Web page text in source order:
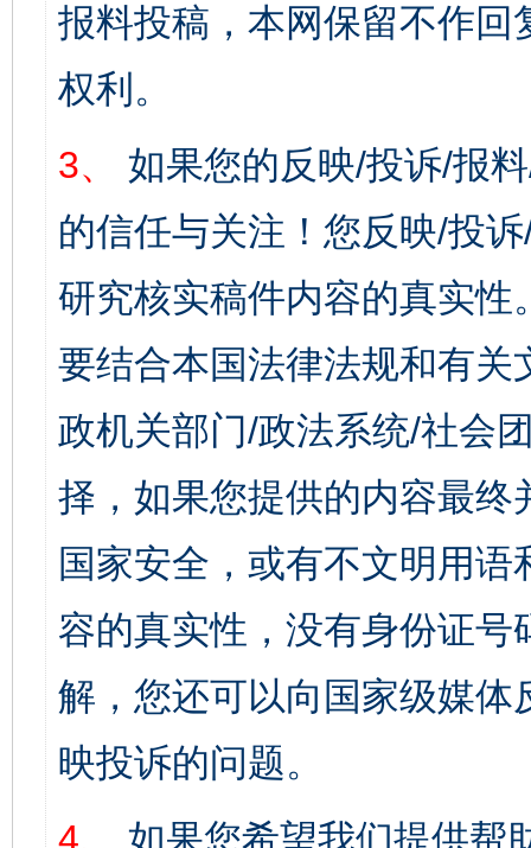
报料投稿，本网保留不作
权利。
3、
如果您的反映/投诉/报
的信任与关注！您反映/投
研究核实稿件内容的真实
要结合本国法律法规和有关
政机关部门/政法系统/社会
择，如果您提供的内容最
国家安全，或有不文明用
容的真实性，没有身份证
解，您还可以向国家级媒
映投诉的问题。
4、
如果您希望我们提供帮